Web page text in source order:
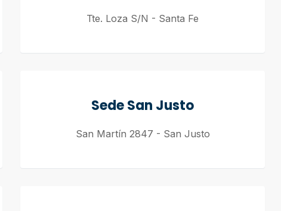
Tte. Loza S/N - Santa Fe
Sede San Justo
San Martín 2847 - San Justo